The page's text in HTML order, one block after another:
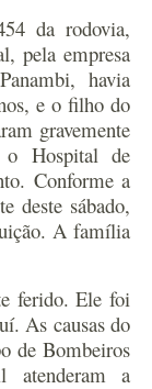
da rodovia,
pela empresa
havia
e o filho do
gravemente
o Hospital de
Conforme a
deste sábado,
A família
ferido. Ele foi
As causas do
de Bombeiros
a